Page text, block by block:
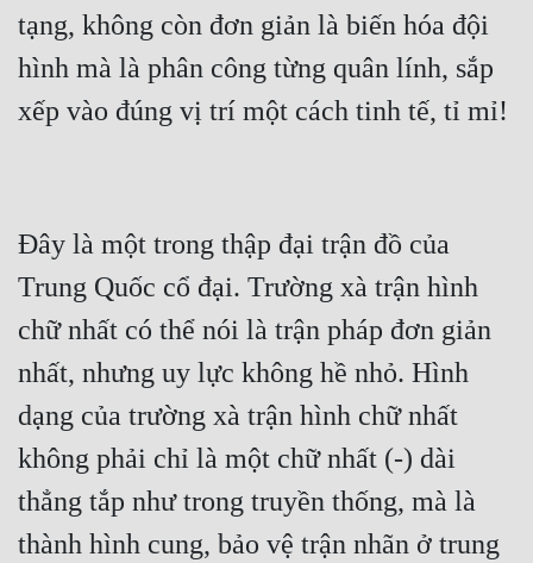
tạng, không còn đơn giản là biến hóa đội
hình mà là phân công từng quân lính, sắp
Đây là một trong thập đại trận đồ của
Trung Quốc cổ đại. Trường xà trận hình
chữ nhất có thể nói là trận pháp đơn giản
nhất, nhưng uy lực không hề nhỏ. Hình
dạng của trường xà trận hình chữ nhất
không phải chỉ là một chữ nhất (-) dài
thẳng tắp như trong truyền thống, mà là
thành hình cung, bảo vệ trận nhãn ở trung